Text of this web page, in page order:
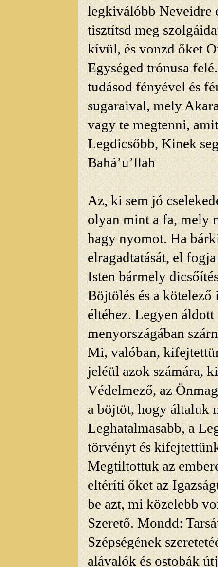
legkiválóbb Neveidre
tisztítsd meg
kívül, és vonzd őket
Egységed trónusa
tudásod fényével és
sugaraival, mely
vagy te megtenni,
Legdicsőbb, Kinek
Bahá’u’llah
Az, ki sem jó
olyan mint a fa, mely
hagy nyomot. Ha
elragadtatását, el
Isten bármely
Böjtölés és a
éltéhez. Legyen áldott
menyországában
Mi, valóban,
jeléül azok számára,
Védelmező, az
a böjtöt, hogy általuk
Leghatalmasabb, a
törvényt és
Megtiltottuk az
eltéríti őket az
be azt, mi közelebb
Szerető. Mondd:
Szépségének
alávalók és ostobák